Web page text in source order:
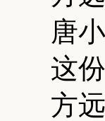
唐
这
方